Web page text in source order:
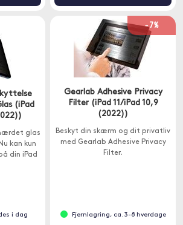
(iPad
glas
kan kun
din iPad
i dag
-7%
Gearlab Adhesive Privacy
Filter (iPad 11/iPad 10,9
(2022))
Beskyt din skærm og dit privatliv
med Gearlab Adhesive Privacy
Filter.
Fjernlagring, ca. 3-8 hverdage